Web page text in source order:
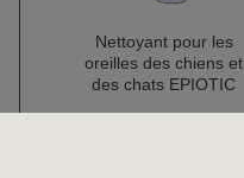
Nettoyant pour les
oreilles des chiens et
des chats EPIOTIC